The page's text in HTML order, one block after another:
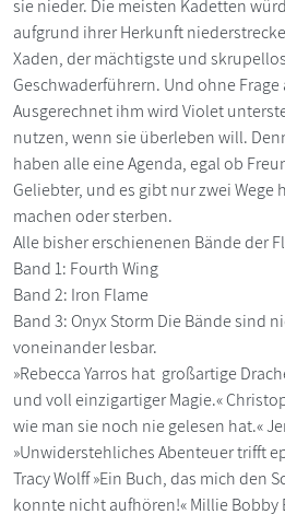
sie nieder. Die meisten Kadetten
aufgrund ihrer Herkunft
Xaden, der mächtigste und
Geschwaderführern. Und ohne
Ausgerechnet ihm wird Violet
nutzen, wenn sie überleben will.
haben alle eine Agenda, egal ob
Geliebter, und es gibt nur zwei Wege
machen oder sterben.
Alle bisher erschienenen Bände der
Band 1: Fourth Wing
Band 2: Iron Flame
Band 3: Onyx Storm Die Bände sind
voneinander lesbar.
»Rebecca Yarros hat großartige
und voll einzigartiger Magie.«
wie man sie noch nie gelesen hat.«
»Unwiderstehliches Abenteuer trifft
Tracy Wolff »Ein Buch, das mich den
konnte nicht aufhören!« Millie Bobby